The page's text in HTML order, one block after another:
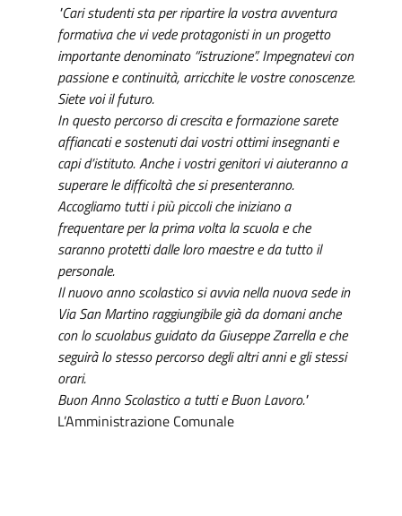
"Cari studenti sta per ripartire la vostra avventura
formativa che vi vede protagonisti in un progetto
importante denominato “istruzione”. Impegnatevi con
passione e continuità, arricchite le vostre conoscenze.
Siete voi il futuro.
In questo percorso di crescita e formazione sarete
affiancati e sostenuti dai vostri ottimi insegnanti e
capi d’istituto. Anche i vostri genitori vi aiuteranno a
superare le difficoltà che si presenteranno.
Accogliamo tutti i più piccoli che iniziano a
frequentare per la prima volta la scuola e che
saranno protetti dalle loro maestre e da tutto il
personale.
Il nuovo anno scolastico si avvia nella nuova sede in
Via San Martino raggiungibile già da domani anche
con lo scuolabus guidato da Giuseppe Zarrella e che
seguirà lo stesso percorso degli altri anni e gli stessi
orari.
Buon Anno Scolastico a tutti e Buon Lavoro."
L’Amministrazione Comunale